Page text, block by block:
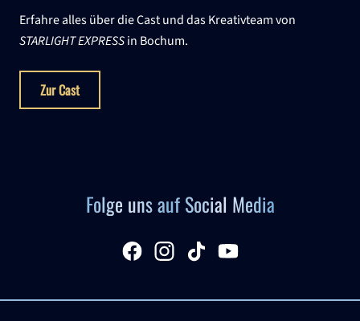
Erfahre alles über die Cast und das Kreativteam von
STARLIGHT EXPRESSin Bochum.
Zur Cast
Folge uns auf Social Media
facebookInstagramtiktok YouTube